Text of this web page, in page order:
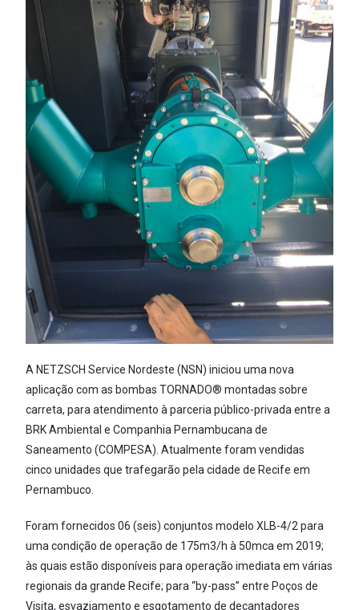
A NETZSCH Service Nordeste (NSN) iniciou uma nova
aplicação com as bombas TORNADO® montadas sobre
carreta, para atendimento à par­ceria público-privada entre a
BRK Am­biental e Companhia Pernambucana de
Saneamento (COMPESA). Atualmente foram vendidas
cinco unidades que trafegarão pela cidade de Recife em
Pernambuco.
Foram fornecidos 06 (seis) conjun­tos modelo XLB-4/2 para
uma condição de operação de 175m3/h à 50mca em 2019;
às quais estão disponíveis para operação imediata em várias
regionais da grande Recife; para “by-pass” entre Poços de
Visita, esvaziamento e es­gotamento de decantadores